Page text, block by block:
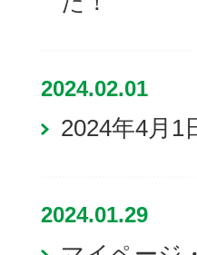
2024.02.01
2024年4月1
2024.01.29